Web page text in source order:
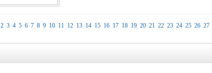
2 3 4 5 6 7 8 9 10 11 12 13 14 15 16 17 18 19 20 21 22 23 24 25 26 27